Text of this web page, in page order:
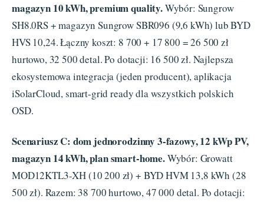
magazyn 10 kWh, premium quality.Wybór: Sungrow
SH8.0RS + magazyn Sungrow SBR096 (9,6 kWh) lub BYD
HVS 10,24. Łączny koszt: 8 700 + 17 800 = 26 500 zł
hurtowo, 32 500 detal. Po dotacji: 16 500 zł. Najlepsza
ekosystemowa integracja (jeden producent), aplikacja
iSolarCloud, smart-grid ready dla wszystkich polskich
OSD.
Scenariusz C: dom jednorodzinny 3-fazowy, 12 kWp PV,
magazyn 14 kWh, plan smart-home.Wybór: Growatt
MOD12KTL3-XH (10 200 zł) + BYD HVM 13,8 kWh (28
500 zł). Razem: 38 700 hurtowo, 47 000 detal. Po dotacji: